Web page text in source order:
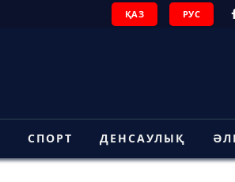
ҚАЗ РУС
СПОРТ ДЕНСАУЛЫҚ